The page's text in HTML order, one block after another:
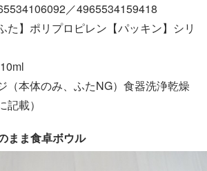
／4965534159418
た】ポリプロピレン【パッキン】シリ
（本体のみ、ふたNG）食器洗浄乾燥
載）
まま食卓ボウル